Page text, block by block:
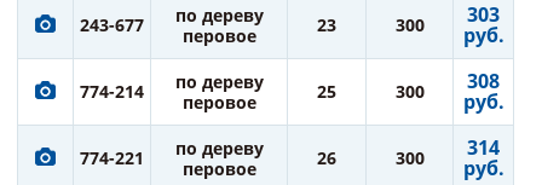
243-677
по дереву
перовое
23 300 303
руб.
774-214
по дереву
перовое
25 300 308
руб.
774-221
по дереву
перовое
26 300 314
руб.